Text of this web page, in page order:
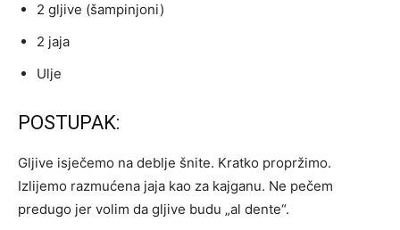
2 gljive (šampinjoni)
2 jaja
Ulje
POSTUPAK:
Gljive isječemo na deblje šnite. Kratko propržimo.
Izlijemo razmućena jaja kao za kajganu. Ne pečem
predugo jer volim da gljive budu „al dente“.